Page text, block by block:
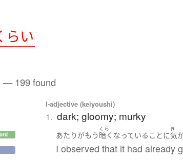
らい
— 199 found
I-adjective (keiyoushi)
1. dark; gloomy; murky
あたり がもう
くら
暗く なっている ことに
き
気
I observed that it had already